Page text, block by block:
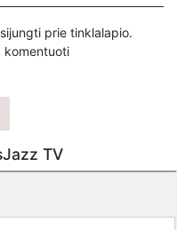
prie tinklalapio.
komentuoti
TV